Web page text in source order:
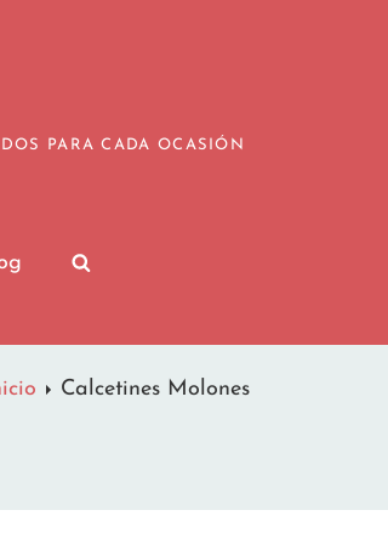
a partir del 20 de julio,
con las pilas cargadas y
de MamayTata
PARA CADA OCASIÓN
Calcetines Molones